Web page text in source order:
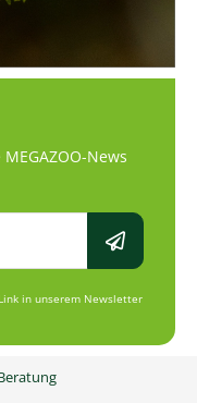
News
in unserem Newsletter